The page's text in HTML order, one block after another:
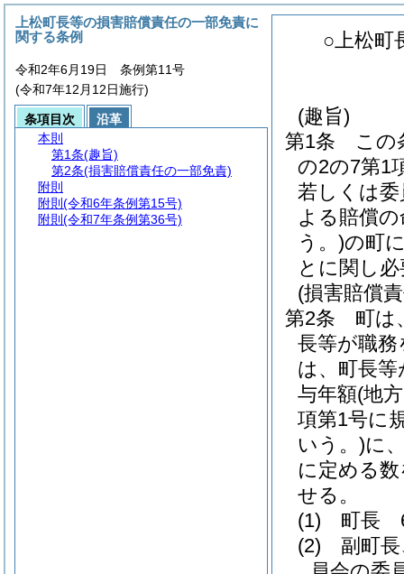
○上松町
(趣旨)
第1条
この
の2の7第1
若しくは
よる賠償
う。)の町
とに関し
(損害賠償
第2条
町は
長等が職
は、町長
与年額(地
項第1号に
いう。)に
に定める
せる。
(1)
町長
(2)
副町
上松町長等の損害賠償責任の一部免責に
関する条例
令和2年6月19日 条例第11号
(令和7年12月12日施行)
条項目次
沿革
本則
第1条(趣旨)
第2条(損害賠償責任の一部免責)
附則
附則 (令和6年条例第15号)
附則 (令和7年条例第36号)